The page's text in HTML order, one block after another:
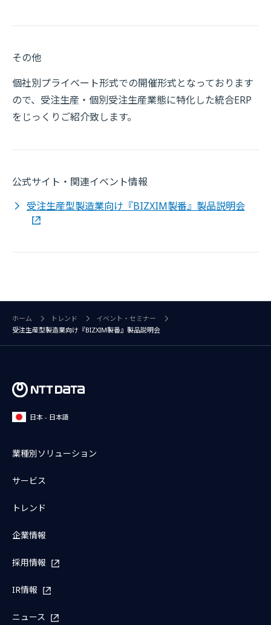
その他
個社別プライベート形式での開催形式となっております
ので、受注生産・個別受注生産業態に特化した統合ERP
をじっくりご紹介致します。
公式サイト・関連イベント情報
受注生産型製造業向け『BIZXIM製番』製品説明会
ホーム トレンド
イベント・セミナー
受注生産型製造業向け『BIZXIM製番』製品説明会
日本 - 日本語
業種別ソリューション
サービス
トレンド
企業情報
採用情報
IR情報
ニュース